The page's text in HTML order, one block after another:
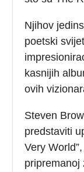
Njihov
poetski
kasnijih
ovih
Steven
predstaviti
Very
pripremanoj